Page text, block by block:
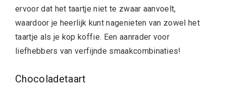
ervoor dat het taartje niet te zwaar aanvoelt,
waardoor je heerlijk kunt nagenieten van zowel het
taartje als je kop koffie. Een aanrader voor
liefhebbers van verfijnde smaakcombinaties!
Chocoladetaart